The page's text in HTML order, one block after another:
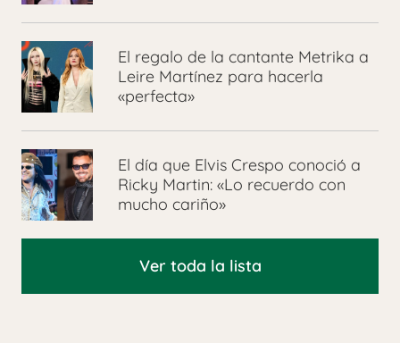
El regalo de la cantante Metrika a
Leire Martínez para hacerla
«perfecta»
El día que Elvis Crespo conoció a
Ricky Martin: «Lo recuerdo con
mucho cariño»
Ver toda la lista